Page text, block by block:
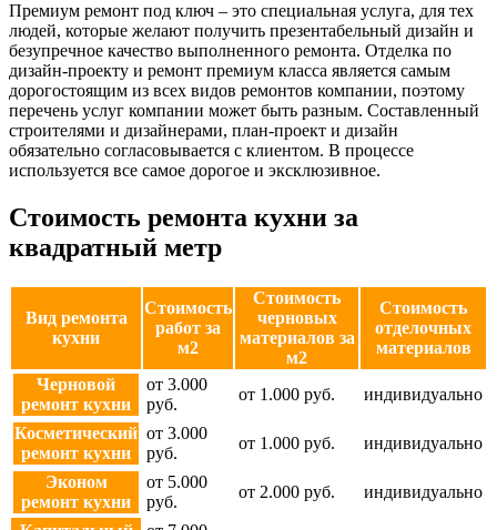
Премиум ремонт под ключ – это специальная услуга, для тех
людей, которые желают получить презентабельный дизайн и
безупречное качество выполненного ремонта. Отделка по
дизайн-проекту и ремонт премиум класса является самым
дорогостоящим из всех видов ремонтов компании, поэтому
перечень услуг компании может быть разным. Составленный
строителями и дизайнерами, план-проект и дизайн
обязательно согласовывается с клиентом. В процессе
используется все самое дорогое и эксклюзивное.
Стоимость ремонта кухни за
квадратный метр
Вид ремонта
кухни
Стоимость
работ за
м2
Стоимость
черновых
материалов за
м2
Стоимость
отделочных
материалов
Черновой
ремонт кухни
от 3.000
руб.
от 1.000 руб. индивидуально
Косметический
ремонт кухни
от 3.000
руб.
от 1.000 руб. индивидуально
Эконом
ремонт кухни
от 5.000
руб.
от 2.000 руб. индивидуально